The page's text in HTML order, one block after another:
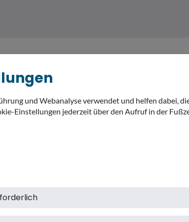
MEIN LANDKREIS THEMEN
und Webanalyse verwendet und helfen dabei,
Einstellungen jederzeit über den Aufruf in der